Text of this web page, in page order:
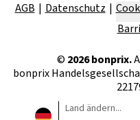
AGB
Datenschutz
© 2026bonprix.
bonprix
Land ändern...